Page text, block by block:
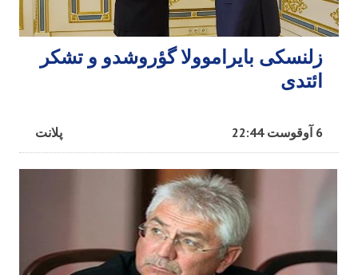
زلنسکی بایراموولا گؤروشدو و تشکر
ائتدی
پلانت 6 آوقوست 22:44